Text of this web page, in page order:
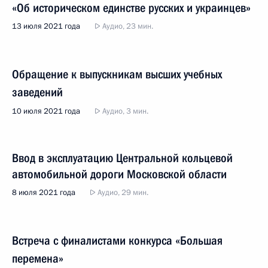
«Об историческом единстве русских и украинцев»
13 июля 2021 года Аудио, 23 мин.
Обращение к выпускникам высших учебных
заведений
10 июля 2021 года Аудио, 3 мин.
Ввод в эксплуатацию Центральной кольцевой
автомобильной дороги Московской области
8 июля 2021 года Аудио, 29 мин.
Встреча с финалистами конкурса «Большая
перемена»